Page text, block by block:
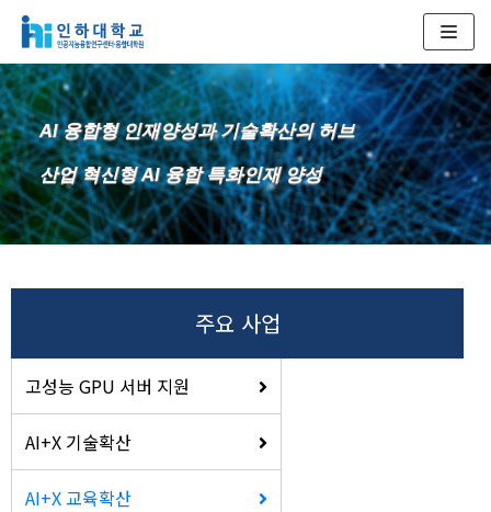
텐
츠
로
건
너
뛰
기
AI 융합형 인재양성과 기술확산의 허브
산업 혁신형 AI 융합 특화인재 양성
주요 사업
고성능 GPU 서버 지원
AI+X 기술확산
AI+X 교육확산